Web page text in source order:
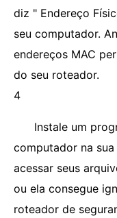
diz " Endereço
seu computador.
endereços MAC
do seu roteador.
4
Instale um
computador na
acessar seus
ou ela consegue
roteador de